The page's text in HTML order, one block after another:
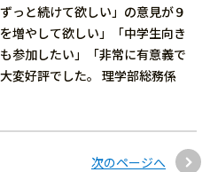
っと続けて欲しい」の意見が９
増やして欲しい」「中学生向き
参加したい」「非常に有意義で
変好評でした。 理学部総務係
次のページへ